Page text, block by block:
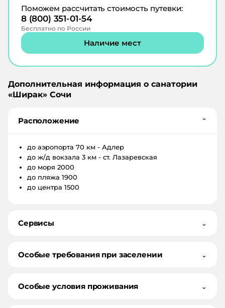
Поможем рассчитать стоимость путевки:
8 (800) 351-01-54
Бесплатно по России
Наличие мест
Дополнительная информация о санатории
«Ширак» Сочи
Расположение ⌄
до аэропорта 70 км - Адлер
до ж/д вокзала 3 км - ст. Лазаревская
до моря 2000
до пляжа 1900
до центра 1500
Сервисы ⌄
Особые требования при заселении ⌄
Особые условия проживания ⌄